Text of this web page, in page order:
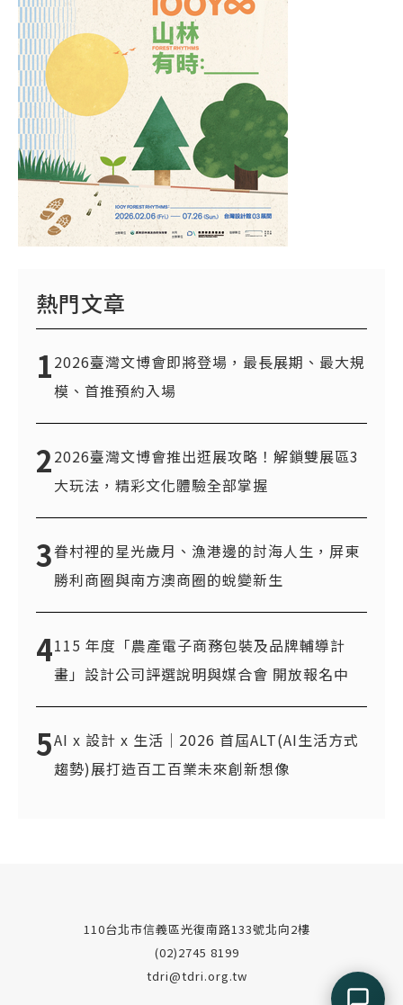
熱門文章
12026臺灣文博會即將登場，最長展期、最大規
模、首推預約入場
22026臺灣文博會推出逛展攻略！解鎖雙展區3
大玩法，精彩文化體驗全部掌握
3眷村裡的星光歲月、漁港邊的討海人生，屏東
勝利商圈與南方澳商圈的蛻變新生
4115 年度「農產電子商務包裝及品牌輔導計
畫」設計公司評選說明與媒合會 開放報名中
5AI x 設計 x 生活｜2026 首屆ALT(AI生活方式
趨勢)展打造百工百業未來創新想像
110台北市信義區光復南路133號北向2樓
(02)2745 8199
tdri@tdri.org.tw